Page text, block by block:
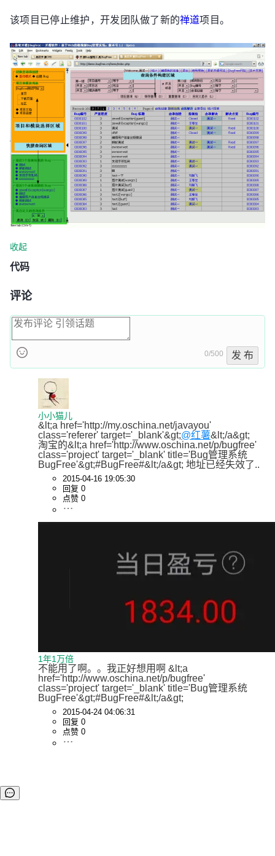
该项目已停止维护，开发团队做了新的禅道项目。
收起
代码
评论
0/500 发 布
小小猫儿
&lt;a href='http://my.oschina.net/javayou'
class='referer' target='_blank'&gt;@红薯&lt;/a&gt;
淘宝的&lt;a href='http://www.oschina.net/p/bugfree'
class='project' target='_blank' title='Bug管理系统
BugFree'&gt;#BugFree#&lt;/a&gt; 地址已经失效了..
2015-04-16 19:05:30
回复 0
点赞 0
1年1万倍
不能用了啊。。我正好想用啊 &lt;a
href='http://www.oschina.net/p/bugfree'
class='project' target='_blank' title='Bug管理系统
BugFree'&gt;#BugFree#&lt;/a&gt;
2015-04-24 04:06:31
回复 0
点赞 0